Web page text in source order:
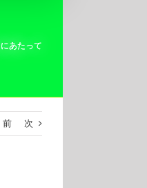
あたって
前 次